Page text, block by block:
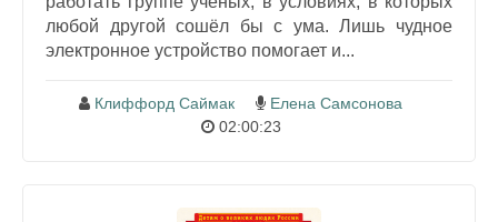
любой другой сошёл бы с ума. Лишь чудное
электронное устройство помогает и...
Клиффорд Саймак
Елена Самсонова
02:00:23